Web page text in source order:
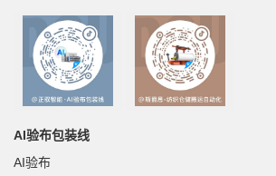
AI验布包装线
AI验布